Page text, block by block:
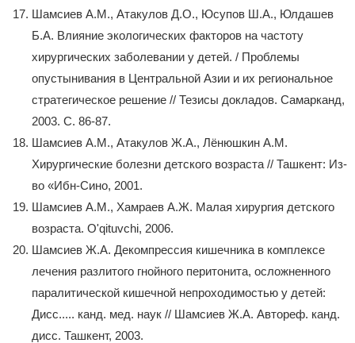
Шамсиев A.M., Атакулов Д.О., Юсупов Ш.А., Юлдашев
Б.А. Влияние экологических факторов на частоту
хирургических заболевании у детей. / Проблемы
опустынивания в Центральной Азии и их региональное
стратегическое решение // Тезисы докладов. Самарканд,
2003. С. 86-87.
Шамсиев А.М., Атакулов Ж.А., Лёнюшкин А.М.
Хирургические болезни детского возраста // Ташкент: Из-
во «Ибн-Сино, 2001.
Шамсиев А.М., Хамраев А.Ж. Малая хирургия детского
возраста. O'qituvchi, 2006.
Шамсиев Ж.А. Декомпрессия кишечника в комплексе
лечения разлитого гнойного перитонита, осложненного
паралитической кишечной непроходимостью у детей:
Дисс..... канд. мед. наук // Шамсиев Ж.А. Автореф. канд.
дисс. Ташкент, 2003.